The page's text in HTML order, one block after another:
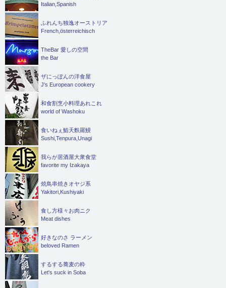
Italian,Spanish
ふれんち独逸オーストリア
French,österreichisch
TheBar 愛しの空間
the Bar
ザにっぽんの洋食屋
J's European cookery
和食割烹小料理あれこれ
world of Washoku
食いねぇ鮨天麩羅鰻
Sushi,Tenpura,Unagi
我らが居酒屋大衆食堂
favorite my Izakaya
焼鳥串焼きオヤジ系
Yakitori,Kushiyaki
食し方様々お肉ニク
Meat dishes
好きなのさ ラーメン
beloved Ramen
するする蕎麦の粋
Let's suck in Soba